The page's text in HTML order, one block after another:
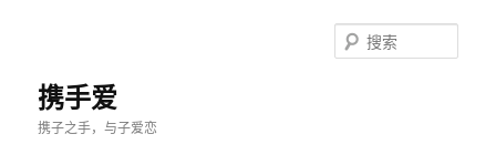
携手爱
携子之手，与子爱恋
索